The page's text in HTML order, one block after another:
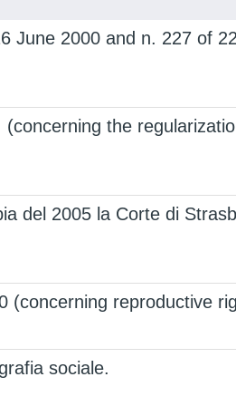
June 2000 and n. 227 of
the
del 2005 la Corte di
(concerning reproductive
sociale.